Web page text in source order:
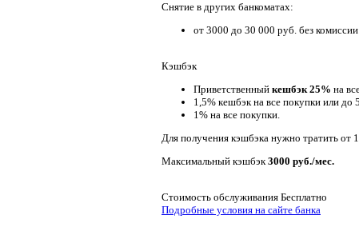
Снятие в других банкоматах:
от 3000 до 30 000 руб. без комиссии
Кэшбэк
Приветственный кешбэк 25% на
1,5% кешбэк на все покупки или
1% на все покупки.
Для получения кэшбэка нужно тратить от
Максимальный кэшбэк3000 руб./мес.
Стоимость обслуживания Бесплатно
Подробные условия на сайте банка